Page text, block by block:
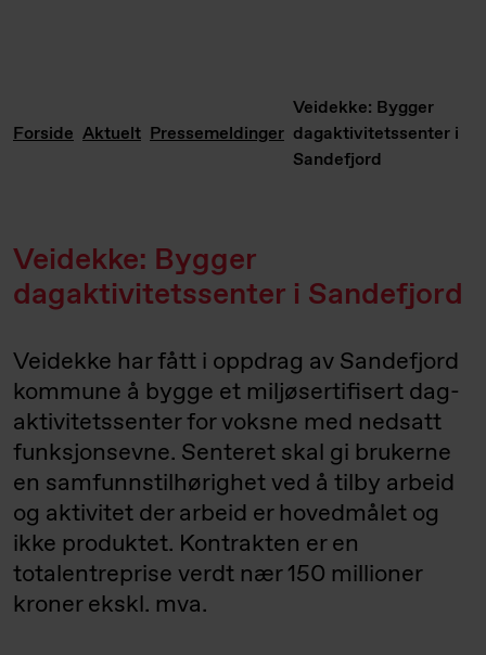
Forside Aktuelt Pressemeldinger
Veidekke: Bygger
dagaktivitetssenter i
Sandefjord
Veidekke: Bygger
dagaktivitetssenter i Sandefjord
Veidekke har fått i oppdrag av Sandefjord
kommune å bygge et miljøsertifisert dag­
aktivi­tets­senter for voksne med nedsatt
funksjonsevne. Senteret skal gi brukerne
en samfunnstilhørighet ved å tilby arbeid
og aktivitet der arbeid er hovedmålet og
ikke produktet. Kontrakten er en
totalentreprise verdt nær 150 millioner
kroner ekskl. mva.